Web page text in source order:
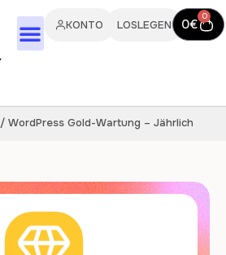
KONTO LOSLEGEN 0€ 0
/ WordPress Gold-Wartung – Jährlich